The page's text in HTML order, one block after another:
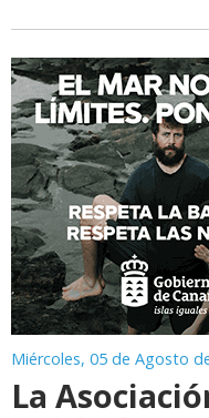
Miércoles, 05 de Agosto
La